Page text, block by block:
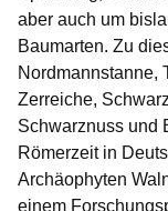
aber auch um
Baumarten. Zu
Nordmannstanne,
Zerreiche,
Schwarznuss und
Römerzeit in
Archäophyten
einem